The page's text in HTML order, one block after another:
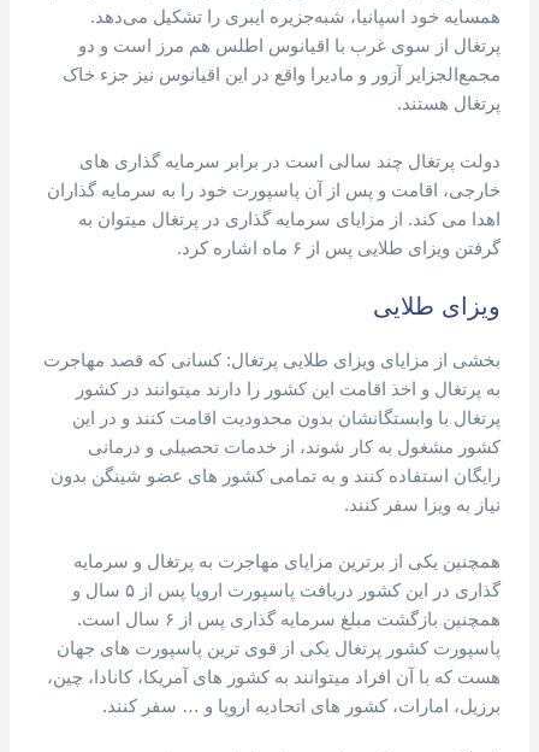
همسایه خود اسپانیا، شبه‌جزیره ایبری را تشکیل می‌دهد.
پرتغال از سوی غرب با اقیانوس اطلس هم مرز است و دو
مجمع‌الجزایر آزور و مادیرا واقع در این اقیانوس نیز جزء خاک
پرتغال هستند.
دولت پرتغال چند سالی است در برابر سرمایه گذاری های
خارجی، اقامت و پس از آن پاسپورت خود را به سرمایه گذاران
اهدا می کند. از مزایای سرمایه گذاری در پرتغال میتوان به
گرفتن ویزای طلایی پس از ۶ ماه اشاره کرد.
ویزای طلایی
بخشی از مزایای ویزای طلایی پرتغال: کسانی که قصد مهاجرت
به پرتغال و اخذ اقامت این کشور را دارند میتوانند در کشور
پرتغال با وابستگانشان بدون محدودیت اقامت کنند و در این
کشور مشغول به کار شوند، از خدمات تحصیلی و درمانی
رایگان استفاده کنند و به تمامی کشور های عضو شینگن بدون
نیاز به ویزا سفر کنند.
همچنین یکی از برترین مزایای مهاجرت به پرتغال و سرمایه
گذاری در این کشور دریافت پاسپورت اروپا پس از ۵ سال و
همچنین بازگشت مبلغ سرمایه گذاری پس از ۶ سال است.
پاسپورت کشور پرتغال یکی از قوی ترین پاسپورت های جهان
هست که با آن افراد میتوانند به کشور های آمریکا، کانادا، چین،
برزیل، امارات، کشور های اتحادیه اروپا و … سفر کنند.